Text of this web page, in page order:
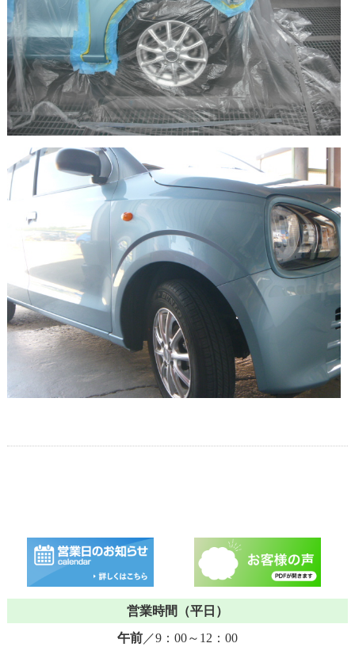
営業時間（平日）
午前／9：00～12：00